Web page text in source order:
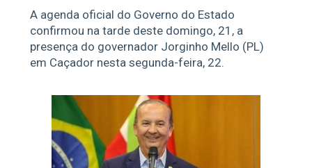
A agenda oficial do Governo do Estado
confirmou na tarde deste domingo, 21, a
presença do governador Jorginho Mello (PL)
em Caçador nesta segunda-feira, 22.